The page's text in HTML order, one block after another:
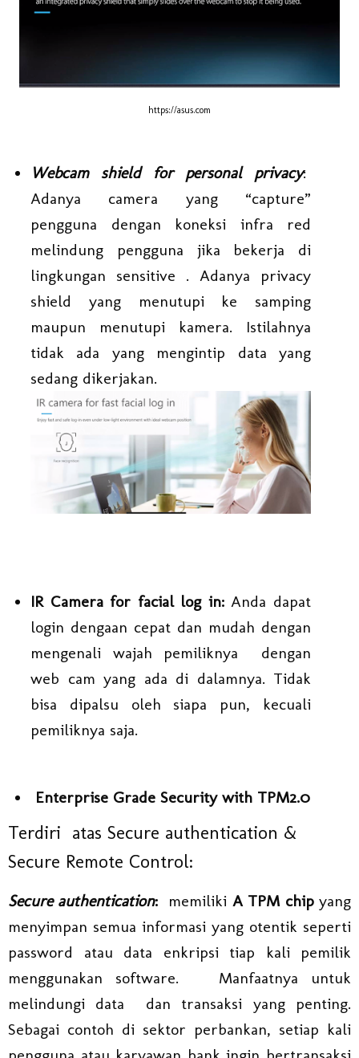
https://asus.com
Webcam shield for personal privacy:
Adanya camera yang “capture”
pengguna dengan koneksi infra red
melindung pengguna jika bekerja di
lingkungan sensitive . Adanya privacy
shield yang menutupi ke samping
maupun menutupi kamera. Istilahnya
tidak ada yang mengintip data yang
sedang dikerjakan.
IR Camera for facial log in: Anda dapat
login dengaan cepat dan mudah dengan
mengenali wajah pemiliknya dengan
web cam yang ada di dalamnya. Tidak
bisa dipalsu oleh siapa pun, kecuali
pemiliknya saja.
Enterprise Grade Security with TPM2.0
Terdiri atas Secure authentication &
Secure Remote Control:
Secure authentication: memiliki A TPM chipyang
menyimpan semua informasi yang otentik seperti
password atau data enkripsi tiap kali pemilik
menggunakan software. Manfaatnya untuk
melindungi data dan transaksi yang penting.
Sebagai contoh di sektor perbankan, setiap kali